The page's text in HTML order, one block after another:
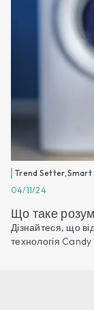
Trend Setter,Smart
04/11/24
Що таке
Дізнайтеся, що
технологія